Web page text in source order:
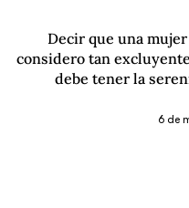
Decir que una
considero tan
debe tener la
6 de